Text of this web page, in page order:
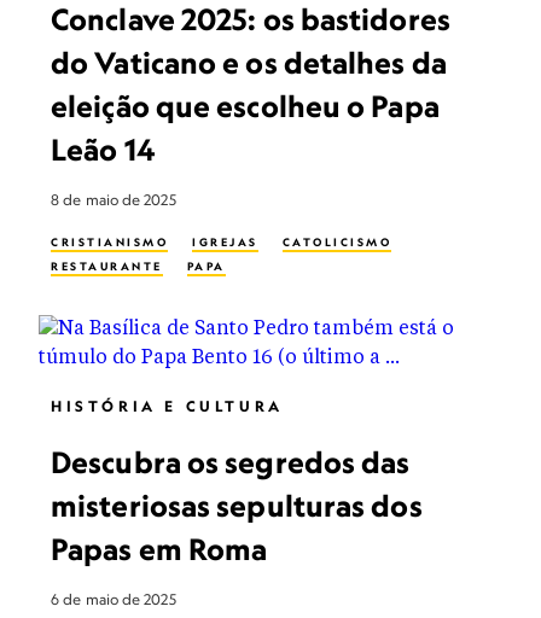
Conclave 2025: os bastidores
do Vaticano e os detalhes da
eleição que escolheu o Papa
Leão 14
8 de maio de 2025
CRISTIANISMO IGREJAS
CATOLICISMO
RESTAURANTE
PAPA
HISTÓRIA E CULTURA
Descubra os segredos das
misteriosas sepulturas dos
Papas em Roma
6 de maio de 2025